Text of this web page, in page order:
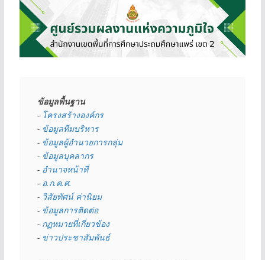
ข้อมูลพื้นฐาน
- โครงสร้างองค์กร
- ข้อมูลทีมบริหาร
- ข้อมูลผู้อำนวยการกลุ่ม
- ข้อมูลบุคลากร
- อำนาจหน้าที่
- อ.ก.ค.ศ.
- วิสัยทัศน์ ค่านิยม
- ข้อมูลการติดต่อ
- กฏหมายที่เกี่ยวข้อง
- ข่าวประชาสัมพันธ์